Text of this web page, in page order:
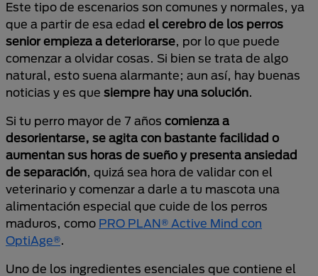
Este tipo de escenarios son comunes y normales, ya
que a partir de esa edad el cerebro de los perros
senior empieza a deteriorarse, por lo que puede
comenzar a olvidar cosas. Si bien se trata de algo
natural, esto suena alarmante; aun así, hay buenas
noticias y es que siempre hay una solución.
Si tu perro mayor de 7 años comienza a
desorientarse, se agita con bastante facilidad o
aumentan sus horas de sueño y presenta ansiedad
de separación, quizá sea hora de validar con el
veterinario y comenzar a darle a tu mascota una
alimentación especial que cuide de los perros
maduros, como PRO PLAN® Active Mind con
OptiAge®.
Uno de los ingredientes esenciales que contiene el